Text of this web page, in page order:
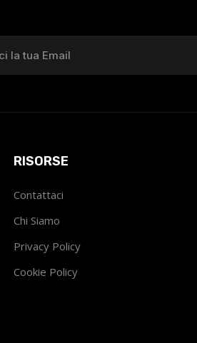
RISORSE
Contattaci
Chi Siamo
Privacy Policy
Cookie Policy